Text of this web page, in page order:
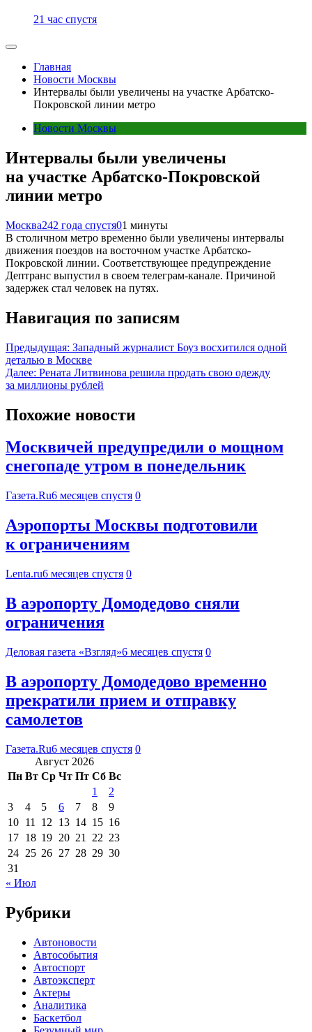
21 час спустя
Главная
Новости Москвы
Интервалы были увеличены на участке Арбатско-
Покровской линии метро
Новости Москвы
Интервалы были увеличены
на участке Арбатско-Покровской
линии метро
Москва242 года спустя01 минуты
В столичном метро временно были увеличены интервалы
движения поездов на восточном участке Арбатско-
Покровской линии. Соответствующее предупреждение
Дептранс выпустил в своем телеграм-канале. Причиной
задержек стал человек на путях.
Навигация по записям
Предыдущая: Западный журналист Боуз восхитился одной
деталью в Москве
Далее: Рената Литвинова решила продать свою одежду
за миллионы рублей
Похожие новости
Москвичей предупредили о мощном
снегопаде утром в понедельник
Газета.Ru6 месяцев спустя 0
Аэропорты Москвы подготовили
к ограничениям
Lenta.ru6 месяцев спустя 0
В аэропорту Домодедово сняли
ограничения
Деловая газета «Взгляд»6 месяцев спустя 0
В аэропорту Домодедово временно
прекратили прием и отправку
самолетов
Газета.Ru6 месяцев спустя 0
Август 2026
Пн Вт Ср Чт Пт Сб Вс
1
2
3
4 5 6 7 8
9
10 11 12 13 14 15 16
17 18 19 20 21 22 23
24 25 26 27 28 29 30
31
« Июл
Рубрики
Автоновости
Автособытия
Автоспорт
Автоэксперт
Актеры
Аналитика
Баскетбол